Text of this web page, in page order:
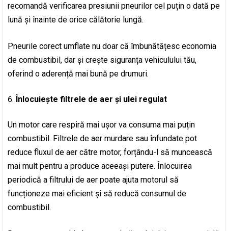
recomandă verificarea presiunii pneurilor cel puțin o dată pe
lună și înainte de orice călătorie lungă.
Pneurile corect umflate nu doar că îmbunătățesc economia
de combustibil, dar și crește siguranța vehiculului tău,
oferind o aderență mai bună pe drumuri.
Înlocuiește filtrele de aer și ulei regulat
Un motor care respiră mai ușor va consuma mai puțin
combustibil. Filtrele de aer murdare sau înfundate pot
reduce fluxul de aer către motor, forțându-l să muncească
mai mult pentru a produce aceeași putere. Înlocuirea
periodică a filtrului de aer poate ajuta motorul să
funcționeze mai eficient și să reducă consumul de
combustibil.